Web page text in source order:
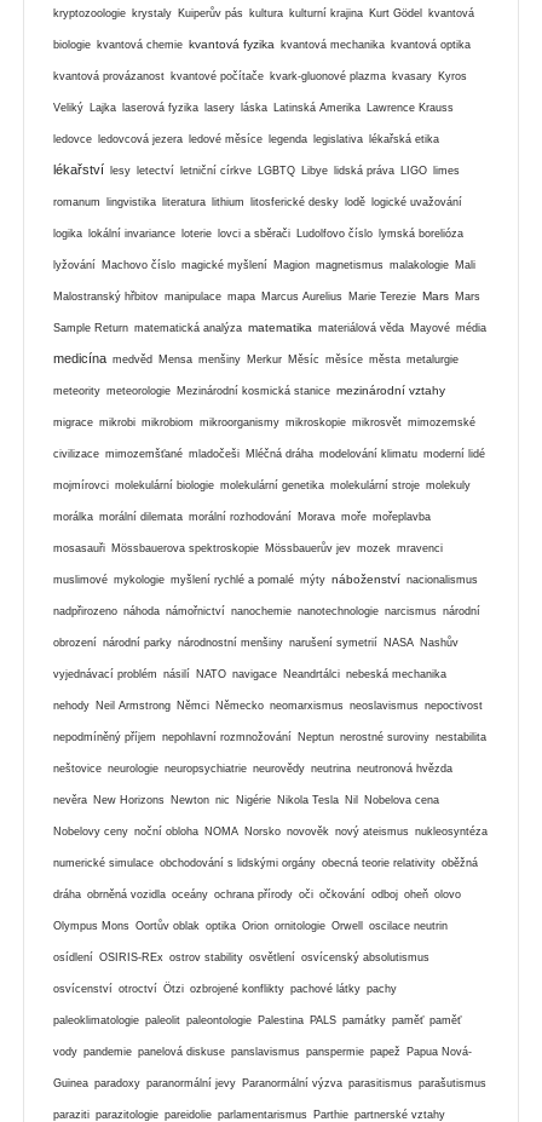
kryptozoologie krystaly Kuiperův pás kultura kulturní krajina Kurt Gödel kvantová
biologie kvantová chemie kvantová fyzika kvantová mechanika kvantová optika
kvantová provázanost kvantové počítače kvark-gluonové plazma kvasary Kyros
Veliký Lajka laserová fyzika lasery láska Latinská Amerika Lawrence Krauss
ledovce ledovcová jezera ledové měsíce legenda legislativa lékařská etika
lékařství lesy letectví letniční církve LGBTQ Libye lidská práva LIGO limes
romanum lingvistika literatura lithium litosferické desky lodě logické uvažování
logika lokální invariance loterie lovci a sběrači Ludolfovo číslo lymská borelióza
lyžování Machovo číslo magické myšlení Magion magnetismus malakologie Mali
Malostranský hřbitov manipulace mapa Marcus Aurelius Marie Terezie Mars Mars
Sample Return matematická analýza matematika materiálová věda Mayové média
medicína medvěd Mensa menšiny Merkur Měsíc měsíce města metalurgie
meteority meteorologie Mezinárodní kosmická stanice mezinárodní vztahy
migrace mikrobi mikrobiom mikroorganismy mikroskopie mikrosvět mimozemské
civilizace mimozemšťané mladočeši Mléčná dráha modelování klimatu moderní lidé
mojmírovci molekulární biologie molekulární genetika molekulární stroje molekuly
morálka morální dilemata morální rozhodování Morava moře mořeplavba
mosasauři Mössbauerova spektroskopie Mössbauerův jev mozek mravenci
muslimové mykologie myšlení rychlé a pomalé mýty náboženství nacionalismus
nadpřirozeno náhoda námořnictví nanochemie nanotechnologie narcismus národní
obrození národní parky národnostní menšiny narušení symetrií NASA Nashův
vyjednávací problém násilí NATO navigace Neandrtálci nebeská mechanika
nehody Neil Armstrong Němci Německo neomarxismus neoslavismus nepoctivost
nepodmíněný příjem nepohlavní rozmnožování Neptun nerostné suroviny nestabilita
neštovice neurologie neuropsychiatrie neurovědy neutrina neutronová hvězda
nevěra New Horizons Newton nic Nigérie Nikola Tesla Nil Nobelova cena
Nobelovy ceny noční obloha NOMA Norsko novověk nový ateismus nukleosyntéza
numerické simulace obchodování s lidskými orgány obecná teorie relativity oběžná
dráha obrněná vozidla oceány ochrana přírody oči očkování odboj oheň olovo
Olympus Mons Oortův oblak optika Orion ornitologie Orwell oscilace neutrin
osídlení OSIRIS-REx ostrov stability osvětlení osvícenský absolutismus
osvícenství otroctví Ötzi ozbrojené konflikty pachové látky pachy
paleoklimatologie paleolit paleontologie Palestina PALS památky paměť paměť
vody pandemie panelová diskuse panslavismus panspermie papež Papua Nová-
Guinea paradoxy paranormální jevy Paranormální výzva parasitismus parašutismus
paraziti parazitologie pareidolie parlamentarismus Parthie partnerské vztahy